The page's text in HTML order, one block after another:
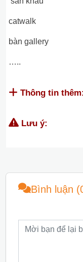
catwalk
bàn gallery
…..
Thông tin thêm:
Lưu ý:
Bình luận